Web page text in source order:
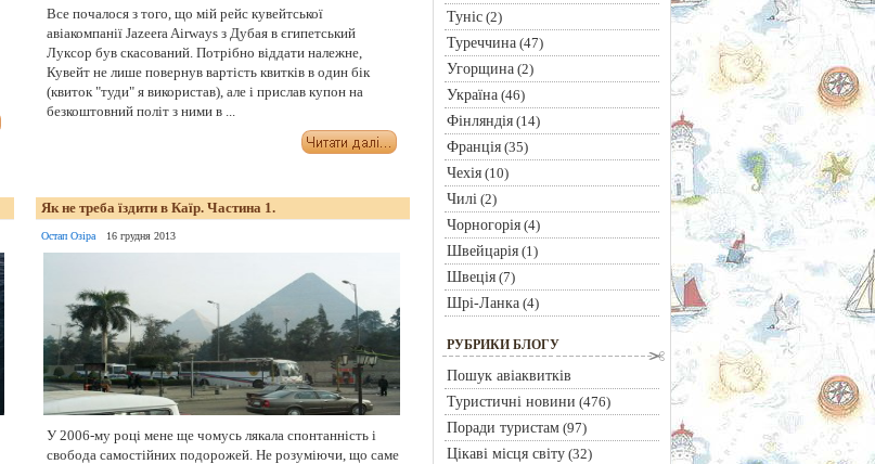
Все почалося з того, що мій рейс кувейтської
авіакомпанії Jazeera Airways з Дубая в єгипетський
Луксор був скасований. Потрібно віддати належне,
Кувейт не лише повернув вартість квитків в один бік
(квиток "туди" я використав), але і прислав купон на
безкоштовний політ з ними в ...
Як не треба їздити в Каїр. Частина 1.
Остап Озіра 16 грудня 2013
У 2006-му році мене ще чомусь лякала спонтанність і
свобода самостійних подорожей. Не розуміючи, що саме
Туніс(2)
Туреччина(47)
Угорщина(2)
Україна(46)
Фінляндія(14)
Франція(35)
Чехія(10)
Чилі(2)
Чорногорія(4)
Швейцарія(1)
Швеція(7)
Шрі-Ланка(4)
РУБРИКИ БЛОГУ
Пошук авіаквитків
Туристичні новини (476)
Поради туристам(97)
Цікаві місця світу(32)